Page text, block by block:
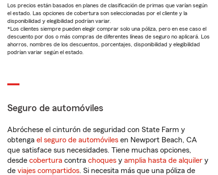
Los precios están basados en planes de clasificación de primas que varían según
el estado. Las opciones de cobertura son seleccionadas por el cliente y la
disponibilidad y elegibilidad podrían variar.
*Los clientes siempre pueden elegir comprar solo una póliza, pero en ese caso el
descuento por dos o más compras de diferentes líneas de seguro no aplicará. Los
ahorros, nombres de los descuentos, porcentajes, disponibilidad y elegibilidad
podrían variar según el estado.
Seguro de automóviles
Abróchese el cinturón de seguridad con State Farm y
obtenga el seguro de automóviles en Newport Beach, CA
que satisface sus necesidades. Tiene muchas opciones,
desde cobertura contra choques y amplia hasta de alquiler y
de viajes compartidos. Si necesita más que una póliza de